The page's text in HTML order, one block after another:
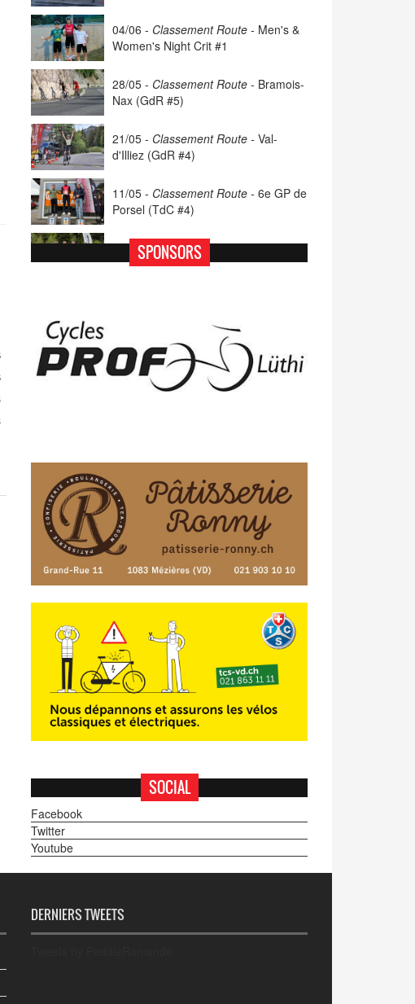
04/06 - Classement Route - Men's &
Women's Night Crit #1
28/05 - Classement Route - Bramois-
Nax (GdR #5)
21/05 - Classement Route - Val-
d'Illiez (GdR #4)
11/05 - Classement Route - 6e GP de
Porsel (TdC #4)
07/05 -Classement Route -Blonay-
Les Pléiades (GdR #3)
14/04 -Photos -Les photos du 5e GP
de Semsales
SPONSORS
SOCIAL
Facebook
Twitter
Youtube
DERNIERS TWEETS